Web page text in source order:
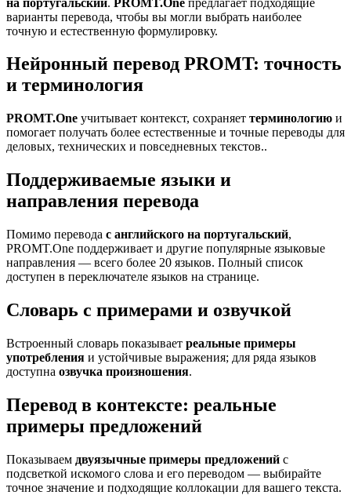
варианты перевода, чтобы вы могли выбрать наиболее
точную и естественную формулировку.
Нейронный перевод PROMT: точность
и терминология
PROMT.One учитывает контекст, сохраняет терминологию и
помогает получать более естественные и точные переводы для
деловых, технических и повседневных текстов..
Поддерживаемые языки и
направления перевода
Помимо перевода с английского на португальский,
PROMT.One поддерживает и другие популярные языковые
направления — всего более 20 языков. Полный список
доступен в переключателе языков на странице.
Словарь с примерами и озвучкой
Встроенный словарь показывает реальные примеры
употребления и устойчивые выражения; для ряда языков
доступна озвучка произношения.
Перевод в контексте: реальные
примеры предложений
Показываем двуязычные примеры предложений с
подсветкой искомого слова и его переводом — выбирайте
точное значение и подходящие коллокации для вашего текста.